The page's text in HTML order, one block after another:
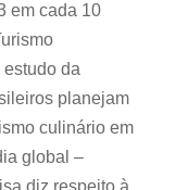
em cada 10
da
planejam
culinário em
global –